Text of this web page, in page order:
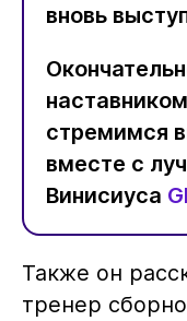
вновь
стремимся
вместе с
Винисиуса
Также он
тренер